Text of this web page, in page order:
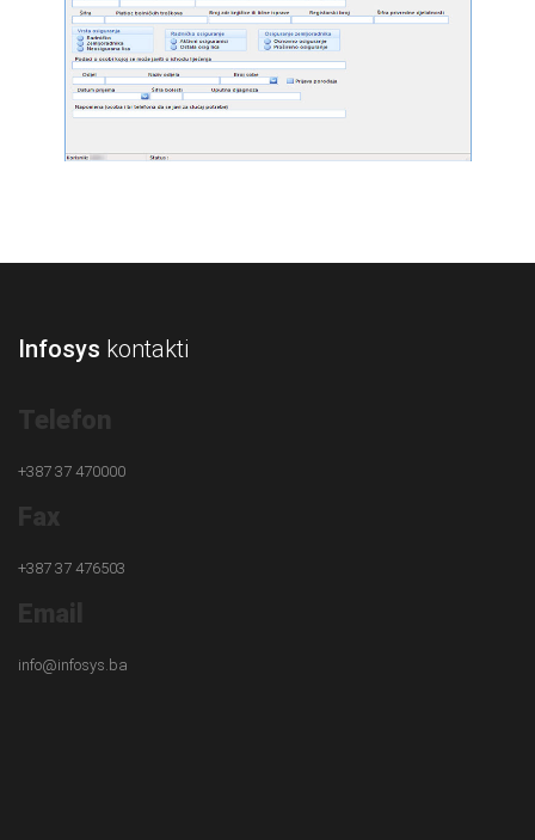
Infosys kontakti
Telefon
+387 37 470000
Fax
+387 37 476503
Email
info@infosys.ba